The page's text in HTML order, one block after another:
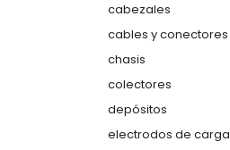
cabezales
cables y conectores
chasis
colectores
depósitos
electrodos de carga